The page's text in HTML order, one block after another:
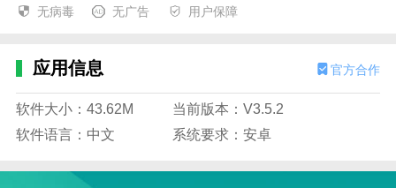
无病毒 无广告 用户保障
应用信息 官方合作
软件大小：43.62M
当前版本：V3.5.2
软件语言：中文
系统要求：安卓